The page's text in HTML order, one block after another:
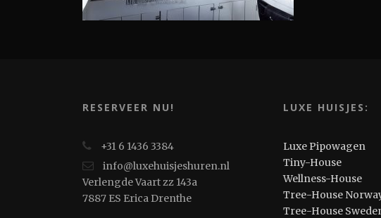
RESERVEER NU!
+31 6 1436 3384
info@luxehuisjeshuren.nl
Verlengde Vaart zz 143a
7887 ES Erica Drenthe
LUXE HUISJES:
Luxe Pipowagen
Tiny-House
Wellness-House
Tree-House
Tree-House